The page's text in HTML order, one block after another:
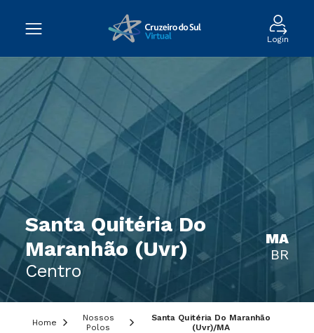
Login
Santa Quitéria Do
Maranhão (Uvr)
Centro
MA
BR
Home
Nossos
Polos
Santa Quitéria Do Maranhão
(Uvr)/MA